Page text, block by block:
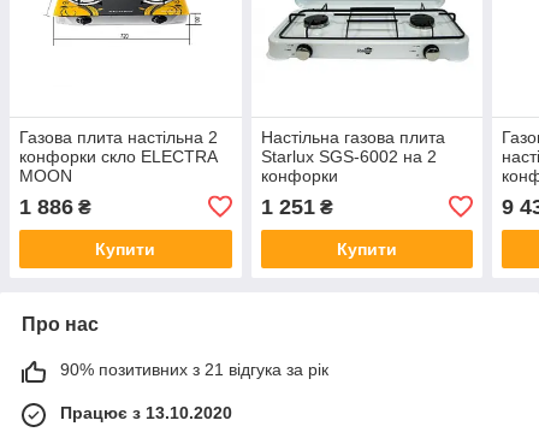
Газова плита настільна 2
конфорки скло ELECTRA
MOON
1 886 ₴
Купити
Настільна газова плита
Starlux SGS-6002 на 2
конфорки
1 251₴
Купити
9
Про нас
90% позитивних з 21 відгука за рік
Працює з 13.10.2020